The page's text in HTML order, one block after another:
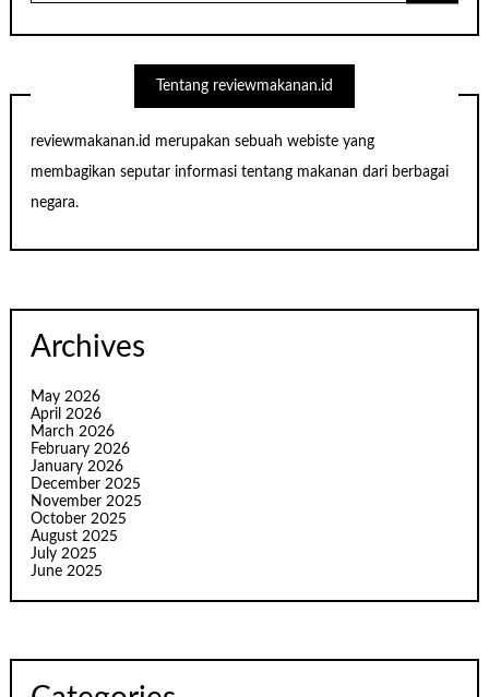
Tentang reviewmakanan.id
reviewmakanan.id merupakan sebuah webiste yang
membagikan seputar informasi tentang makanan dari berbagai
negara.
Archives
May 2026
April 2026
March 2026
February 2026
January 2026
December 2025
November 2025
October 2025
August 2025
July 2025
June 2025